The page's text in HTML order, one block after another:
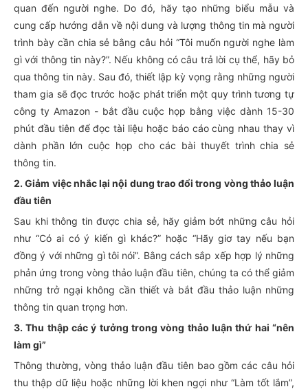
quan đến người nghe. Do đó, hãy tạo những biểu mẫu và
cung cấp hướng dẫn về nội dung và lượng thông tin mà người
trình bày cần chia sẻ bằng câu hỏi “Tôi muốn người nghe làm
gì với thông tin này?”. Nếu không có câu trả lời cụ thể, hãy bỏ
qua thông tin này. Sau đó, thiết lập kỳ vọng rằng những người
tham gia sẽ đọc trước hoặc phát triển một quy trình tương tự
công ty Amazon - bắt đầu cuộc họp bằng việc dành 15-30
phút đầu tiên để đọc tài liệu hoặc báo cáo cùng nhau thay vì
dành phần lớn cuộc họp cho các bài thuyết trình chia sẻ
thông tin.
2. Giảm việc nhắc lại nội dung trao đổi trong vòng thảo luận
đầu tiên
Sau khi thông tin được chia sẻ, hãy giảm bớt những câu hỏi
như “Có ai có ý kiến gì khác?” hoặc “Hãy giơ tay nếu bạn
đồng ý với những gì tôi nói”. Bằng cách sắp xếp hợp lý những
phản ứng trong vòng thảo luận đầu tiên, chúng ta có thể giảm
những trở ngại không cần thiết và bắt đầu thảo luận những
thông tin quan trọng hơn.
3. Thu thập các ý tưởng trong vòng thảo luận thứ hai “nên
làm gì”
Thông thường, vòng thảo luận đầu tiên bao gồm các câu hỏi
thu thập dữ liệu hoặc những lời khen ngợi như “Làm tốt lắm”,